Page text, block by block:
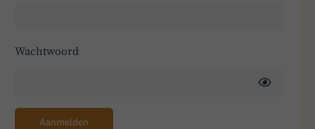
Wachtwoord
Aanmelden